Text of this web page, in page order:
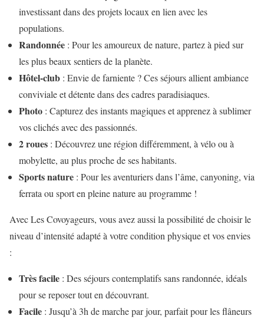
investissant dans des projets locaux en lien avec les
populations.
Randonnée : Pour les amoureux de nature, partez à pied sur
les plus beaux sentiers de la planète.
Hôtel-club : Envie de farniente ? Ces séjours allient ambiance
conviviale et détente dans des cadres paradisiaques.
Photo : Capturez des instants magiques et apprenez à sublimer
vos clichés avec des passionnés.
2 roues : Découvrez une région différemment, à vélo ou à
mobylette, au plus proche de ses habitants.
Sports nature : Pour les aventuriers dans l’âme, canyoning, via
ferrata ou sport en pleine nature au programme !
Avec Les Covoyageurs, vous avez aussi la possibilité de choisir le
niveau d’intensité adapté à votre condition physique et vos envies
:
Très facile : Des séjours contemplatifs sans randonnée, idéals
pour se reposer tout en découvrant.
Facile : Jusqu’à 3h de marche par jour, parfait pour les flâneurs